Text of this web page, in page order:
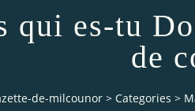
qui es-tu
de
de-milcounor > Categories >